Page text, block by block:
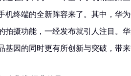
机终端的全新阵容来了。其中，华
拍摄功能，一经发布就引人注目。
基因的同时更有所创新与突破，带